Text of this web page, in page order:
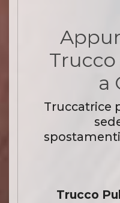
a
Truccatrice
Trucco